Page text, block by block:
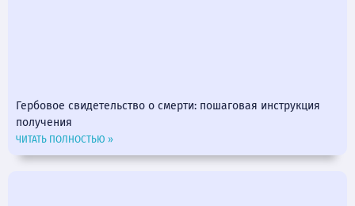
Гербовое свидетельство о смерти: пошаговая инструкция
получения
ЧИТАТЬ ПОЛНОСТЬЮ »